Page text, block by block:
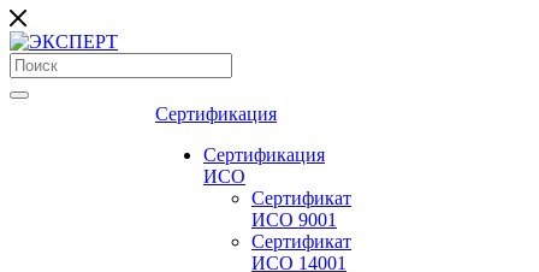
Сертификация
Сертификация
ИСО
Сертификат
ИСО 9001
Сертификат
ИСО 14001